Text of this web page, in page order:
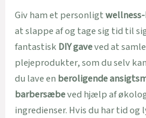
Giv ham et personligt
at slappe af og tage sig tid til
fantastisk DIY gaveved at
plejeprodukter, som du selv
du lave en beroligende
barbersæbeved hjælp af
ingredienser. Hvis du har tid og